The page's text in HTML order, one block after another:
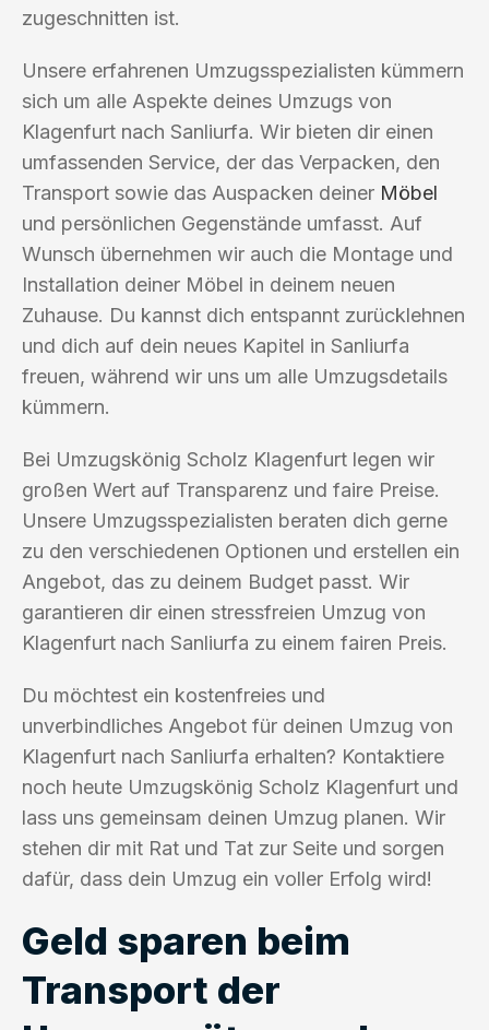
zugeschnitten ist.
Unsere erfahrenen Umzugsspezialisten kümmern
sich um alle Aspekte deines Umzugs von
Klagenfurt nach Sanliurfa. Wir bieten dir einen
umfassenden Service, der das Verpacken, den
Transport sowie das Auspacken deiner Möbel
und persönlichen Gegenstände umfasst. Auf
Wunsch übernehmen wir auch die Montage und
Installation deiner Möbel in deinem neuen
Zuhause. Du kannst dich entspannt zurücklehnen
und dich auf dein neues Kapitel in Sanliurfa
freuen, während wir uns um alle Umzugsdetails
kümmern.
Bei Umzugskönig Scholz Klagenfurt legen wir
großen Wert auf Transparenz und faire Preise.
Unsere Umzugsspezialisten beraten dich gerne
zu den verschiedenen Optionen und erstellen ein
Angebot, das zu deinem Budget passt. Wir
garantieren dir einen stressfreien Umzug von
Klagenfurt nach Sanliurfa zu einem fairen Preis.
Du möchtest ein kostenfreies und
unverbindliches Angebot für deinen Umzug von
Klagenfurt nach Sanliurfa erhalten? Kontaktiere
noch heute Umzugskönig Scholz Klagenfurt und
lass uns gemeinsam deinen Umzug planen. Wir
stehen dir mit Rat und Tat zur Seite und sorgen
dafür, dass dein Umzug ein voller Erfolg wird!
Geld sparen beim
Transport der